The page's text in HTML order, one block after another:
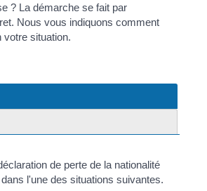
? La démarche se fait par
Nous vous indiquons comment
votre situation.
de perte de la nationalité
l'une des situations suivantes.